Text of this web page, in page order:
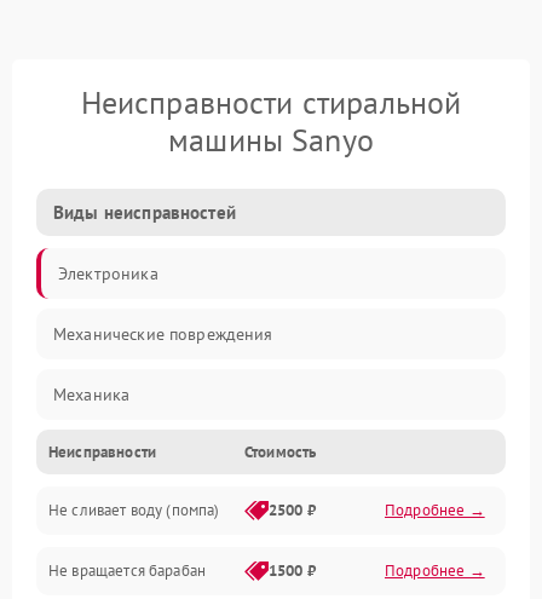
Неисправности стиральной
машины Sanyo
Виды неисправностей
Электроника
Механические повреждения
Механика
Электропитание
Водоснабжение
Слив
Неисправности Стоимость
Не сливает воду (помпа) 2500 ₽ Подробнее →
Не вращается барабан 1500 ₽ Подробнее →